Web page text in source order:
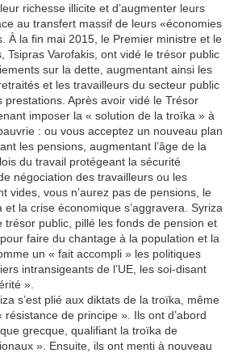
richesse illicite et d’augmenter leurs
au transfert massif de leurs «économies
À la fin mai 2015, le Premier ministre et le
Tsipras Varofakis, ont vidé le trésor public
sur la dette, augmentant ainsi les
et les travailleurs du secteur public
prestations. Après avoir vidé le Trésor
imposer la « solution de la troïka » à
: ou vous acceptez un nouveau plan
les pensions, augmentant l’âge de la
du travail protégeant la sécurité
négociation des travailleurs ou les
vides, vous n’aurez pas de pensions, le
la crise économique s’aggravera. Syriza
trésor public, pillé les fonds de pension et
faire du chantage à la population et la
un « fait accompli » les politiques
intransigeants de l’UE, les soi-disant
».
s’est plié aux diktats de la troïka, même
résistance de principe ». Ils ont d’abord
grecque, qualifiant la troïka de
». Ensuite, ils ont menti à nouveau